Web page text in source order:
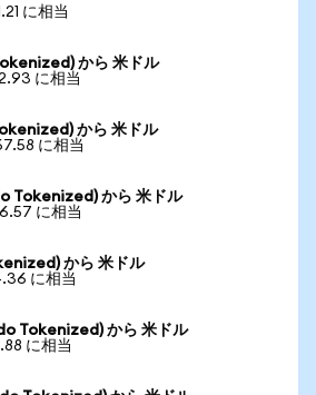
に相当
から 米ドル
に相当
から 米ドル
に相当
Tokenized) から 米ドル
に相当
から 米ドル
に相当
Tokenized) から 米ドル
に相当